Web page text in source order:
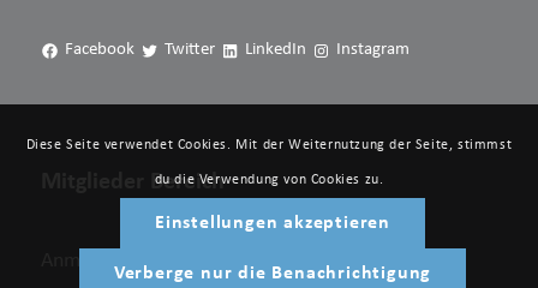
Facebook Twitter LinkedIn Instagram
Mitglieder Bereich
Anmelden
Diese Seite verwendet Cookies. Mit der Weiternutzung der Seite, stimmst
du die Verwendung von Cookies zu.
Einstellungen akzeptieren
Verberge nur die Benachrichtigung